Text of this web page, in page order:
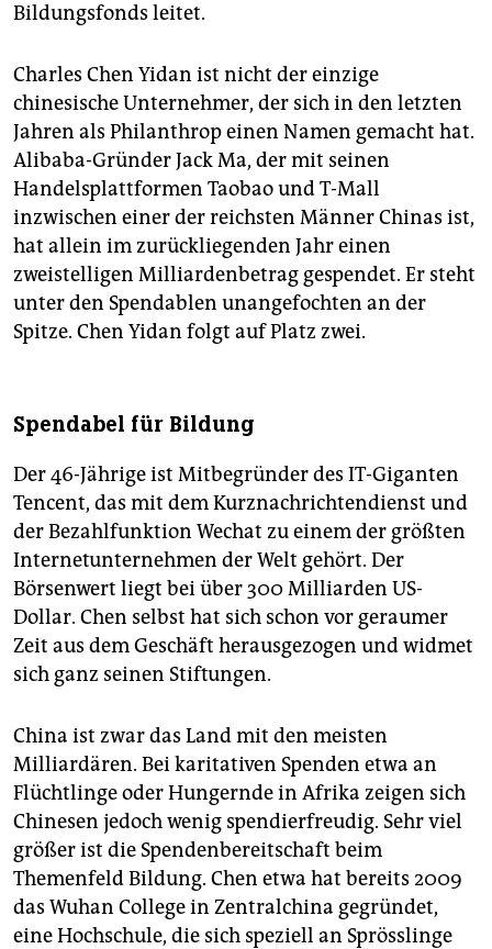
Bildungsfonds leitet.
Charles Chen Yidan ist nicht der einzige
chinesische Unternehmer, der sich in den letzten
Jahren als Philanthrop einen Namen gemacht hat.
Alibaba-Gründer Jack Ma, der mit seinen
Handelsplattformen Taobao und T-Mall
inzwischen einer der reichsten Männer Chinas ist,
hat allein im zurückliegenden Jahr einen
zweistelligen Milliardenbetrag gespendet. Er steht
unter den Spendablen unangefochten an der
Spitze. Chen Yidan folgt auf Platz zwei.
Spendabel für Bildung
Der 46-Jährige ist Mitbegründer des IT-Giganten
Tencent, das mit dem Kurznachrichtendienst und
der Bezahlfunktion Wechat zu einem der größten
Internetunternehmen der Welt gehört. Der
Börsenwert liegt bei über 300 Milliarden US-
Dollar. Chen selbst hat sich schon vor geraumer
Zeit aus dem Geschäft herausgezogen und widmet
sich ganz seinen Stiftungen.
China ist zwar das Land mit den meisten
Milliardären. Bei karitativen Spenden etwa an
Flüchtlinge oder Hungernde in Afrika zeigen sich
Chinesen jedoch wenig spendierfreudig. Sehr viel
größer ist die Spendenbereitschaft beim
Themenfeld Bildung. Chen etwa hat bereits 2009
das Wuhan College in Zentralchina gegründet,
eine Hochschule, die sich speziell an Sprösslinge